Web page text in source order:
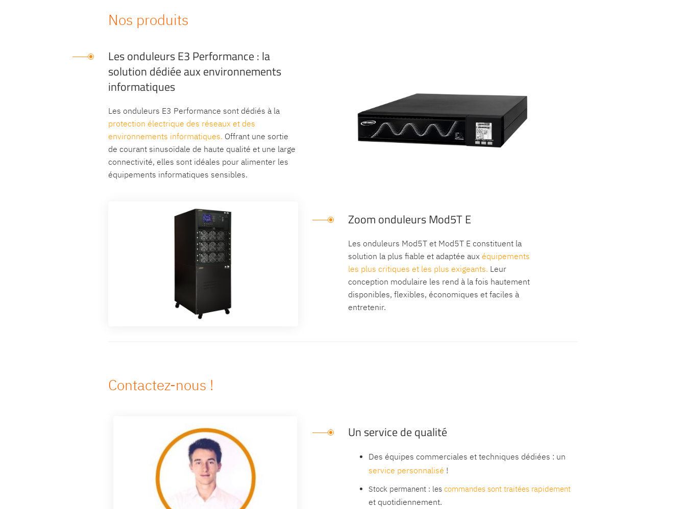
Nos produits
Les onduleurs E3 Performance : la
solution dédiée aux environnements
informatiques
Les onduleurs E3 Performance sont dédiés à la
protection électrique des réseaux et des
environnements informatiques. Offrant une sortie
de courant sinusoïdale de haute qualité et une large
connectivité, elles sont idéales pour alimenter les
équipements informatiques sensibles.
Zoom onduleurs Mod5T E
Les onduleurs Mod5T et Mod5T E constituent la
solution la plus fiable et adaptée auxéquipements
les plus critiques et les plus exigeants. Leur
conception modulaire les rend à la fois hautement
disponibles, flexibles, économiques et faciles à
entretenir.
Contactez-nous !
Un service de qualité
Des équipes commerciales et techniques dédiées : un
service personnalisé !
Stock permanent : les commandes sont traitées rapidement
et quotidiennement.